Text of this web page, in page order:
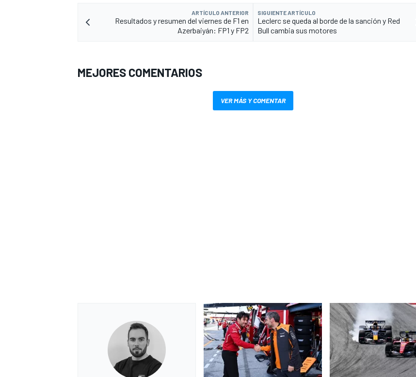
ARTÍCULO ANTERIOR
Resultados y resumen del viernes de F1 en
Azerbaiyán: FP1 y FP2
SIGUIENTE ARTÍCULO
Leclerc se queda al borde de la sanción y Red
Bull cambia sus motores
MEJORES COMENTARIOS
VER MÁS Y COMENTAR